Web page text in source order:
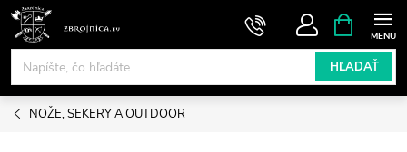
Prejsť
obsah
HĽADAŤ
KOŠÍK
NOŽE, SEKERY A OUTDOOR